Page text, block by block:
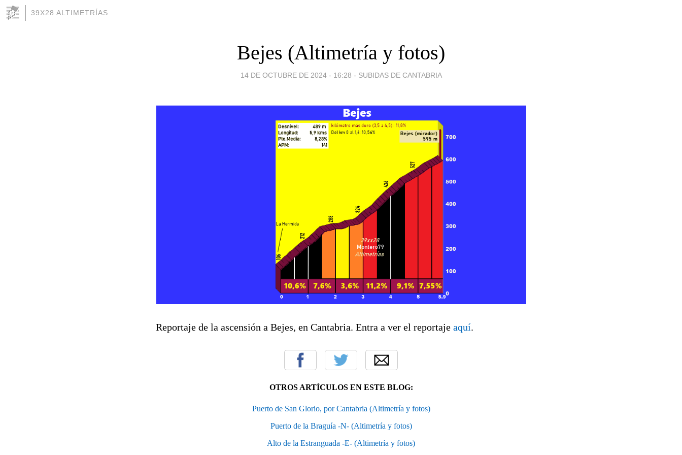
39X28 ALTIMETRÍAS
Bejes (Altimetría y fotos)
14 DE OCTUBRE DE 2024 - 16:28 - SUBIDAS DE CANTABRIA
Reportaje de la ascensión a Bejes, en Cantabria. Entra a ver el reportaje aquí.
OTROS ARTÍCULOS EN ESTE BLOG:
Puerto de San Glorio, por Cantabria (Altimetría y fotos)
Puerto de la Braguía -N- (Altimetría y fotos)
Alto de la Estranguada -E- (Altimetría y fotos)